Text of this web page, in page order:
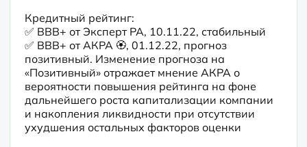
Кредитный рейтинг:
✅ BBB+ от Эксперт РА, 10.11.22, стабильный
✅ BBB+ от АКРА 🏵, 01.12.22, прогноз
позитивный. Изменение прогноза на
«Позитивный» отражает мнение АКРА о
вероятности повышения рейтинга на фоне
дальнейшего роста капитализации компании
и накопления ликвидности при отсутствии
ухудшения остальных факторов оценки